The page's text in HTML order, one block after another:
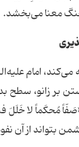
جنگ معنا می‌بخشد.
امام
بر زانو، سطح
مُحکَماً لا
بتواند از آن